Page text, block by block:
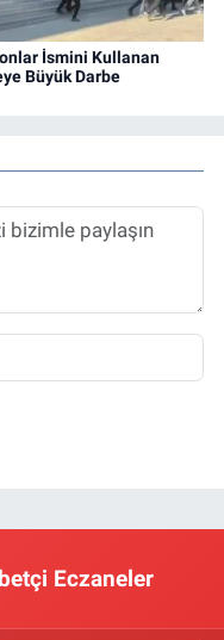
İsmini Kullanan
Büyük Darbe
Eczaneler